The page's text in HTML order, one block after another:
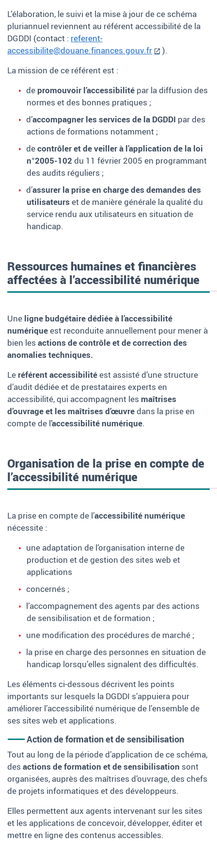
L’élaboration, le suivi et la mise à jour de ce schéma
pluriannuel reviennent au référent accessibilité de la
DGDDI (contact : referent-
accessibilite@douane.finances.gouv.fr
).
La mission de ce référent est :
de promouvoir l’accessibilité par la diffusion des
normes et des bonnes pratiques ;
d’accompagner les services de la DGDDI par des
actions de formations notamment ;
decontrôler et de veiller à l’application de la loi
n°2005-102 du 11 février 2005 en programmant
des audits réguliers ;
d’assurer la prise en charge des demandes des
utilisateurs et de manière générale la qualité du
service rendu aux utilisateurs en situation de
handicap.
Ressources humaines et financières
affectées à l’accessibilité numérique
Une ligne budgétaire dédiée à l’accessibilité
numériqueest reconduite annuellement pour mener à
bien les actions de contrôle et de correction des
anomalies techniques.
Le référent accessibilitéest assisté d’une structure
d’audit dédiée et de prestataires experts en
accessibilité, qui accompagnent les maîtrises
d’ouvrage et les maîtrises d’œuvredans la prise en
compte de l’accessibilité numérique.
Organisation de la prise en compte de
l’accessibilité numérique
La prise en compte de l’accessibilité numérique
nécessite :
une adaptation de l’organisation interne de
production et de gestion des sites web et
applications
concernés ;
l’accompagnement des agents par des actions
de sensibilisation et de formation ;
une modification des procédures de marché ;
la prise en charge des personnes en situation de
handicap lorsqu’elles signalent des difficultés.
Les éléments ci-dessous décrivent les points
importants sur lesquels la DGDDI s’appuiera pour
améliorer l’accessibilité numérique de l’ensemble de
ses sites web et applications.
Action de formation et de sensibilisation
Tout au long de la période d’application de ce schéma,
des actions de formation et de sensibilisation sont
organisées, auprès des maîtrises d’ouvrage, des chefs
de projets informatiques et des développeurs.
Elles permettent aux agents intervenant sur les sites
et les applications de concevoir, développer, éditer et
mettre en ligne des contenus accessibles.